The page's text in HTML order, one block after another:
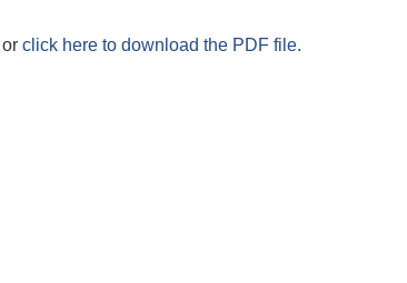
or click here to download the PDF file.